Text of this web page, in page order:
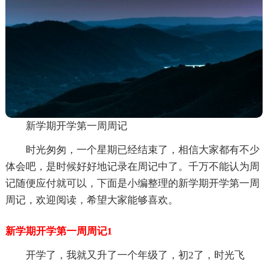
新学期开学第一周周记
时光匆匆，一个星期已经结束了，相信大家都有不少
体会吧，是时候好好地记录在周记中了。千万不能认为周
记随便应付就可以，下面是小编整理的新学期开学第一周
周记，欢迎阅读，希望大家能够喜欢。
新学期开学第一周周记1
开学了，我就又升了一个年级了，初2了，时光飞